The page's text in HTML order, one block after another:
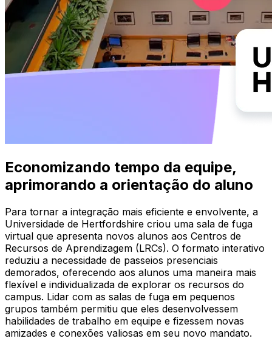
Economizando tempo da equipe,
aprimorando a orientação do aluno
Para tornar a integração mais eficiente e envolvente, a
Universidade de Hertfordshire criou uma sala de fuga
virtual que apresenta novos alunos aos Centros de
Recursos de Aprendizagem (LRCs). O formato interativo
reduziu a necessidade de passeios presenciais
demorados, oferecendo aos alunos uma maneira mais
flexível e individualizada de explorar os recursos do
campus. Lidar com as salas de fuga em pequenos
grupos também permitiu que eles desenvolvessem
habilidades de trabalho em equipe e fizessem novas
amizades e conexões valiosas em seu novo mandato.